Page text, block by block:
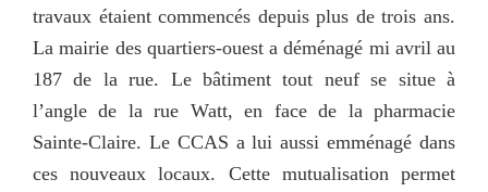
travaux étaient commencés depuis plus de trois ans.
La mairie des quartiers-ouest a déménagé mi avril au
187 de la rue. Le bâtiment tout neuf se situe à
l’angle de la rue Watt, en face de la pharmacie
Sainte-Claire. Le CCAS a lui aussi emménagé dans
ces nouveaux locaux. Cette mutualisation permet